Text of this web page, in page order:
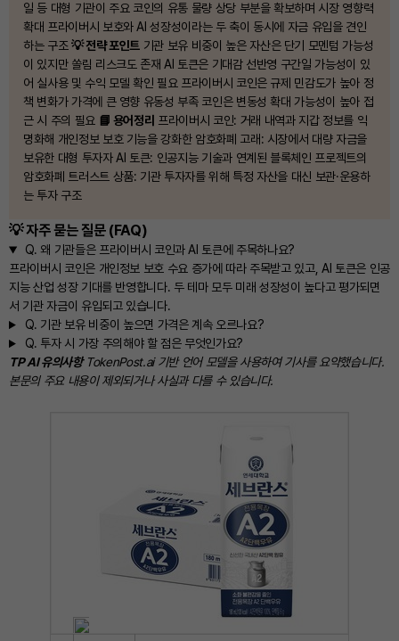
일 등 대형 기관이 주요 코인의 유통 물량 상당 부분을 확보하며 시장 영향력
확대 프라이버시 보호와 AI 성장성이라는 두 축이 동시에 자금 유입을 견인
하는 구조 💡 전략 포인트 기관 보유 비중이 높은 자산은 단기 모멘텀 가능성
이 있지만 쏠림 리스크도 존재 AI 토큰은 기대감 선반영 구간일 가능성이 있
어 실사용 및 수익 모델 확인 필요 프라이버시 코인은 규제 민감도가 높아 정
책 변화가 가격에 큰 영향 유동성 부족 코인은 변동성 확대 가능성이 높아 접
근 시 주의 필요 📘 용어정리 프라이버시 코인: 거래 내역과 지갑 정보를 익
명화해 개인정보 보호 기능을 강화한 암호화폐 고래: 시장에서 대량 자금을
보유한 대형 투자자 AI 토큰: 인공지능 기술과 연계된 블록체인 프로젝트의
암호화폐 트러스트 상품: 기관 투자자를 위해 특정 자산을 대신 보관·운용하
는 투자 구조
💡 자주 묻는 질문 (FAQ)
Q. 왜 기관들은 프라이버시 코인과 AI 토큰에 주목하나요?
프라이버시 코인은 개인정보 보호 수요 증가에 따라 주목받고 있고, AI 토큰은 인공
지능 산업 성장 기대를 반영합니다. 두 테마 모두 미래 성장성이 높다고 평가되면
서 기관 자금이 유입되고 있습니다.
Q. 기관 보유 비중이 높으면 가격은 계속 오르나요?
Q. 투자 시 가장 주의해야 할 점은 무엇인가요?
TP AI 유의사항TokenPost.ai 기반 언어 모델을 사용하여 기사를 요약했습니다.
본문의 주요 내용이 제외되거나 사실과 다를 수 있습니다.